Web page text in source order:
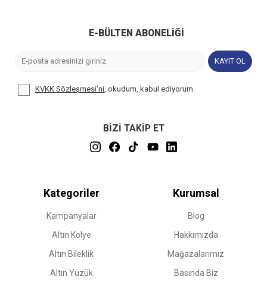
E-BÜLTEN ABONELIĞI
KAYIT OL
KVKK Sözleşmesi'ni , okudum, kabul ediyorum.
BİZİ TAKİP ET
Kategoriler
Kampanyalar
Altın Kolye
Altın Bileklik
Altın Yüzük
Kurumsal
Blog
Hakkımızda
Mağazalarımız
Basında Biz